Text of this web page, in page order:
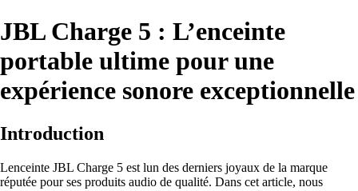
JBL Charge 5 : L’enceinte
portable ultime pour une
expérience sonore exceptionnelle
Introduction
Lenceinte JBL Charge 5 est lun des derniers joyaux de la marque
réputée pour ses produits audio de qualité. Dans cet article, nous